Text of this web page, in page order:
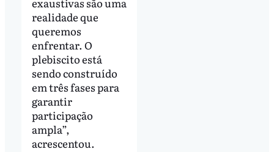
realidade que
queremos
enfrentar. O
plebiscito está
sendo construído
em três fases para
garantir
participação
ampla”,
acrescentou.